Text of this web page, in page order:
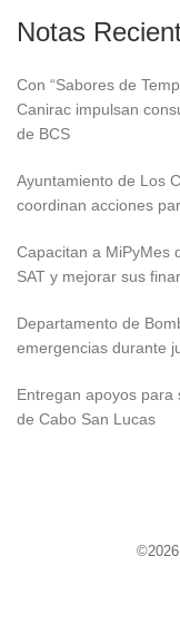
Notas
Con “Sabores de
Canirac impulsan
de BCS
Ayuntamiento de Los
coordinan acciones
Capacitan a MiPyMes
SAT y mejorar sus
Departamento de
emergencias durante
Entregan apoyos para
de Cabo San Lucas